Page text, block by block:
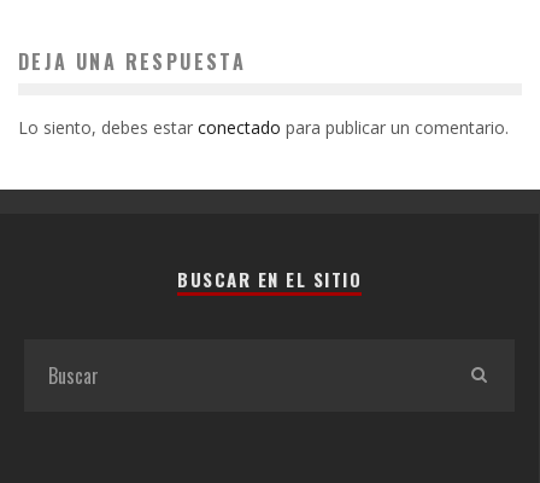
DEJA UNA RESPUESTA
Lo siento, debes estar conectado para publicar un comentario.
BUSCAR EN EL SITIO